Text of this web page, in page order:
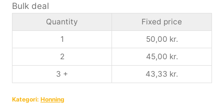
antal
Bulk deal
Quantity
Fixed price
1
50,00 kr.
2
45,00 kr.
3 +
43,33 kr.
Kategori: Honning